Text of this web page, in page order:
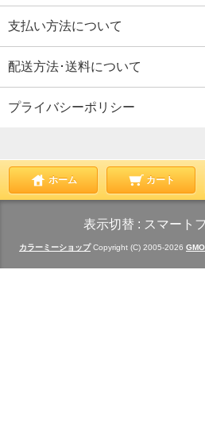
支払い方法について
配送方法･送料について
プライバシーポリシー
ホーム カート
表示切替 : スマート
カラーミーショップCopyright (C) 2005-2026